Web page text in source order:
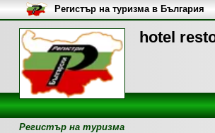
hotel
Регистър на туризма в България
Регистър на туризма